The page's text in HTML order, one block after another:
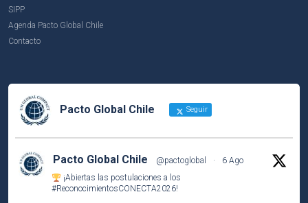
SIPP
Agenda Pacto Global Chile
Contacto
Pacto Global Chile Seguir
Pacto Global Chile @pactoglobal ·
6 Ago
¡Abiertas las postulaciones a los
#ReconocimientosCONECTA2026!